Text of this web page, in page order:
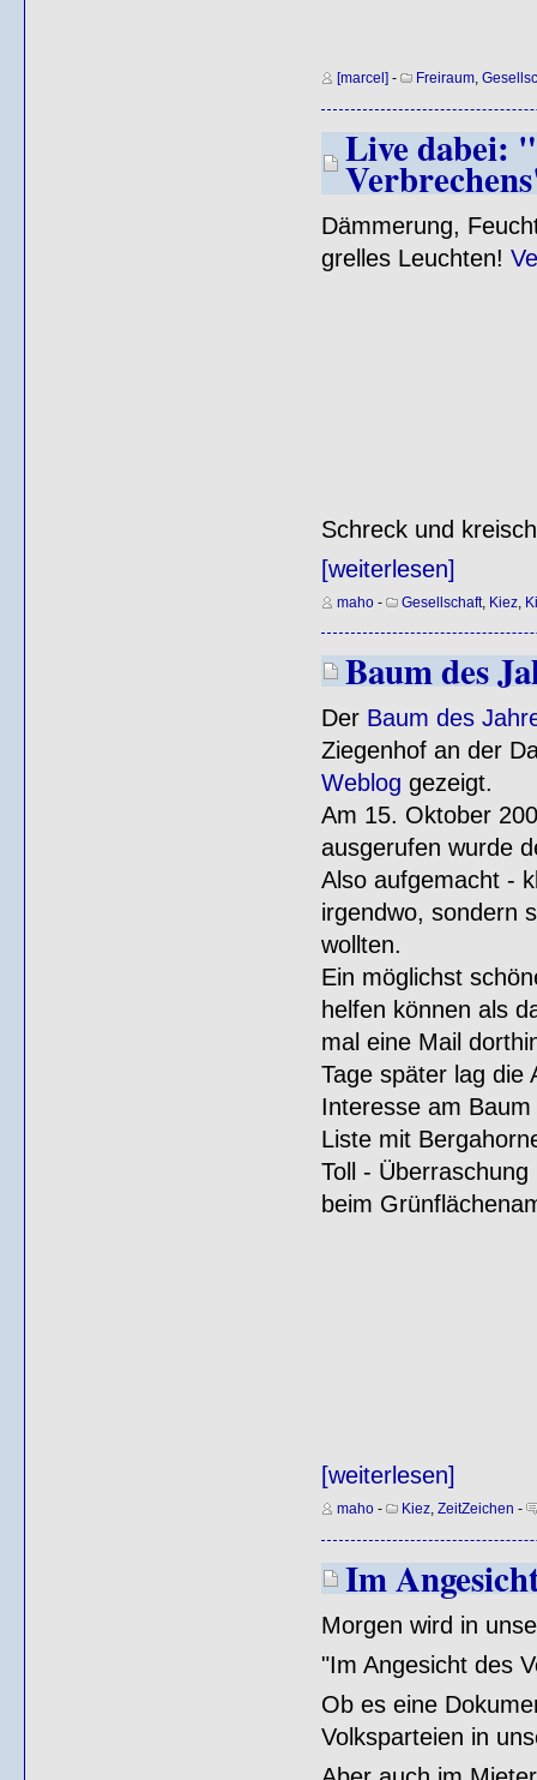
[marcel] - Freiraum,
Live dabei:
Dämmerung,
grelles Leuchten!
Schreck und
[weiterlesen]
maho- Gesellschaft, Kiez,
Baum des
Der Baum des
Ziegenhof an der
Weblog gezeigt.
Am 15. Oktober
ausgerufen wurde
Also aufgemacht -
irgendwo, sondern
wollten.
Ein möglichst
helfen können als
mal eine Mail
Tage später lag die
Interesse am
Liste mit
Toll -
beim
[weiterlesen]
maho- Kiez, ZeitZeichen -
Im
Morgen wird in
"Im Angesicht des
Ob es eine
Volksparteien in